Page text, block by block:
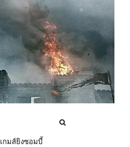
เกมส์ยิงซอมบี้